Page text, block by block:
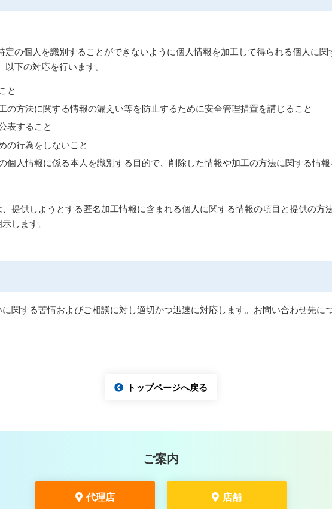
の個人を識別することができないように個人情報を加工して得られる個人に
下の対応を行います。
と
の方法に関する情報の漏えい等を防止するために安全管理措置を講じること
表すること
の行為をしないこと
個人情報に係る本人を識別する目的で、削除した情報や加工の方法に関する情
提供しようとする匿名加工情報に含まれる個人に関する情報の項目と提供の方
します。
関する苦情およびご相談に対し適切かつ迅速に対応します。お問い合わせ先に
トップページへ戻る
ご案内
代理店 店舗